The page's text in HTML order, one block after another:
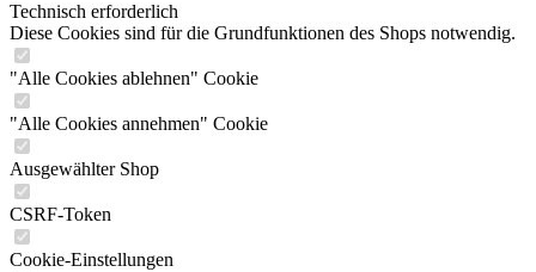
Technisch erforderlich
Diese Cookies sind für die Grundfunktionen des Shops notwendig.
"Alle Cookies ablehnen" Cookie
"Alle Cookies annehmen" Cookie
Ausgewählter Shop
CSRF-Token
Cookie-Einstellungen